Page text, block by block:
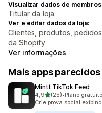
Visualizar dados de
Titular da loja
Ver e editar dados da loja:
Clientes, produtos,
da Shopify
Ver informações
Mais apps parecidos
Mintt TikTok Feed
4,9de 5 estrelas
(25)
25 avaliações ao todo
•Plano
Crie prova social